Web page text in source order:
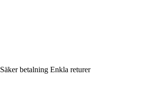
Säker betalning Enkla returer